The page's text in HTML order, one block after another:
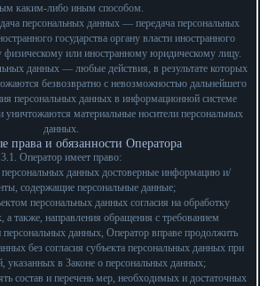
каким-либо иным способом.
персональных данных — передача персональных
государства органу власти иностранного
физическому или иностранному юридическому лицу.
данных — любые действия, в результате которых
безвозвратно с невозможностью дальнейшего
персональных данных в информационной системе
уничтожаются материальные носители персональных
данных.
права и обязанности Оператора
3.1. Оператор имеет право:
данных достоверные информацию и/
содержащие персональные данные;
персональных данных согласия на обработку
а также, направления обращения с требованием
данных, Оператор вправе продолжить
без согласия субъекта персональных данных при
указанных в Законе о персональных данных;
состав и перечень мер, необходимых и достаточных